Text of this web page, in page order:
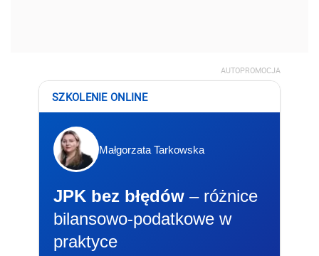
AUTOPROMOCJA
SZKOLENIE ONLINE
Małgorzata Tarkowska
JPK bez błędów – różnice
bilansowo-podatkowe w
praktyce